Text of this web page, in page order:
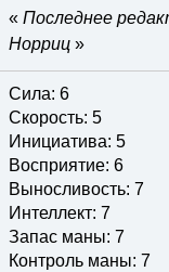
« Последнее
Норриц»
Сила: 6
Скорость: 5
Инициатива: 5
Восприятие: 6
Выносливость: 7
Интеллект: 7
Запас маны: 7
Контроль маны: 7